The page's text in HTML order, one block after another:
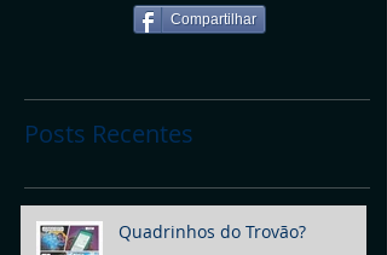
Compartilhar
Posts Recentes
Quadrinhos do Trovão?